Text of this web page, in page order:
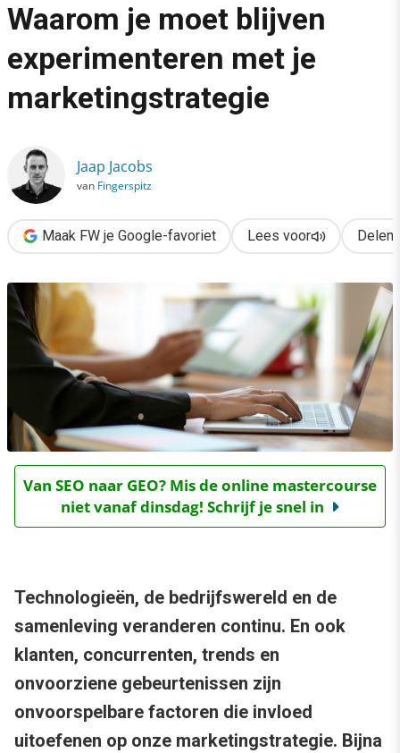
Marketing
›
Waarom je moet blijven experimenteren met je
Waarom je moet blijven
experimenteren met je
marketingstrategie
Jaap Jacobs
van Fingerspitz
Maak FW je Google-favoriet Lees voor Delen
Van SEO naar GEO? Mis de online mastercourse
niet vanaf dinsdag! Schrijf je snel in
Technologieën, de bedrijfswereld en de
samenleving veranderen continu. En ook
klanten, concurrenten, trends en
onvoorziene gebeurtenissen zijn
onvoorspelbare factoren die invloed
uitoefenen op onze marketingstrategie. Bijna